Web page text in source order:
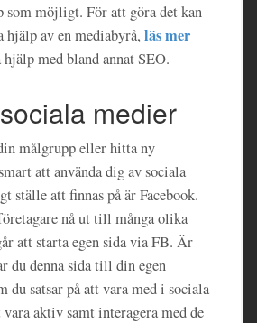
som möjligt. För att göra det kan
hjälp av en mediabyrå, läs mer
med bland annat SEO.
medier
målgrupp eller hitta ny
att använda dig av sociala
ställe att finnas på är Facebook.
nå ut till många olika
att starta egen sida via FB. Är
du denna sida till din egen
du satsar på att vara med i sociala
aktiv samt interagera med de